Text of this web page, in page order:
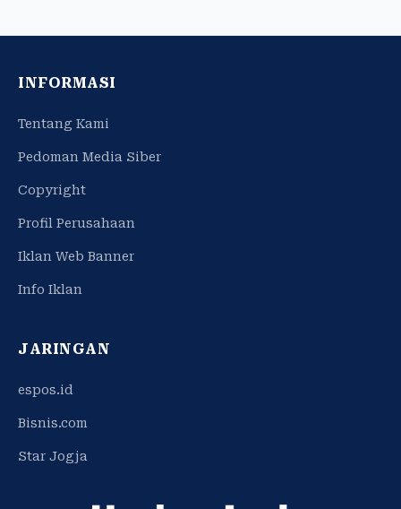
INFORMASI
Tentang Kami
Pedoman Media Siber
Copyright
Profil Perusahaan
Iklan Web Banner
Info Iklan
JARINGAN
espos.id
Bisnis.com
Star Jogja